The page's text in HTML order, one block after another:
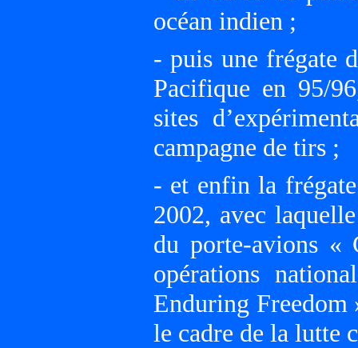
océan indien ;
- puis une frégate
Pacifique en 95/
sites
campagne de tirs ;
- et enfin la
2002, avec
du porte-avions «
opérations
Enduring Freedom
le cadre de la lutte